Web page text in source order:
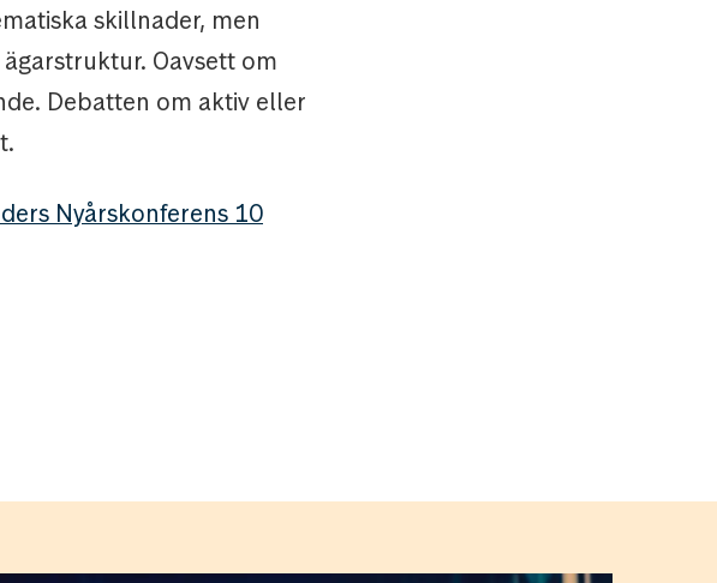
skillnader, men
Oavsett om
Debatten om aktiv eller
Nyårskonferens 10